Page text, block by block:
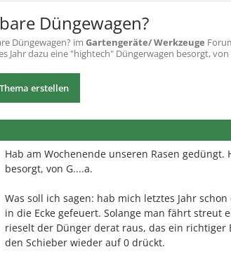
Düngewagen?
Düngewagen? im Gartengeräte/ Werkzeuge
Jahr dazu eine "hightech" Düngerwagen besorgt, von
erstellen
Hab am Wochenende unseren Rasen
besorgt, von G....a.
Was soll ich sagen: hab mich letztes Jahr
in die Ecke gefeuert. Solange man fährt streut
rieselt der Dünger derat raus, das ein
den Schieber wieder auf 0 drückt.